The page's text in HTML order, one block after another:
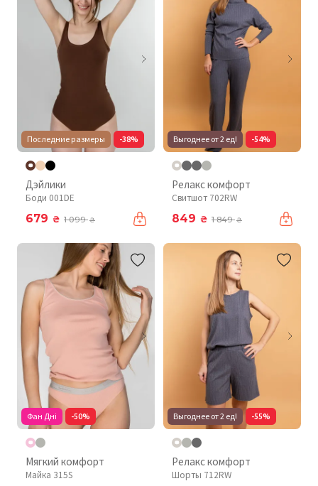
Последние размеры -38%
Дэйлики
Боди 001DE
679 ₴ 1 099₴
Выгоднее от 2 ед! -54%
Релакс комфорт
Свитшот 702RW
849 ₴ 1 849₴
Фан Дні -50%
Мягкий комфорт
Майка 315S
Выгоднее от 2 ед! -55%
Релакс комфорт
Шорты 712RW